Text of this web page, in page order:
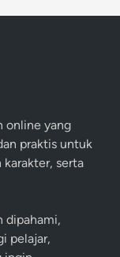
online yang
praktis untuk
karakter, serta
dipahami,
pelajar,